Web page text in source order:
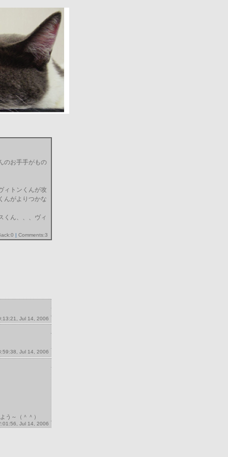
のお手手がもの
ィトンくんが攻
んがよりつかな
くん、、、ヴィ
| Comments:3
Jul 14, 2006
Jul 14, 2006
う～（＾＾）
Jul 14, 2006